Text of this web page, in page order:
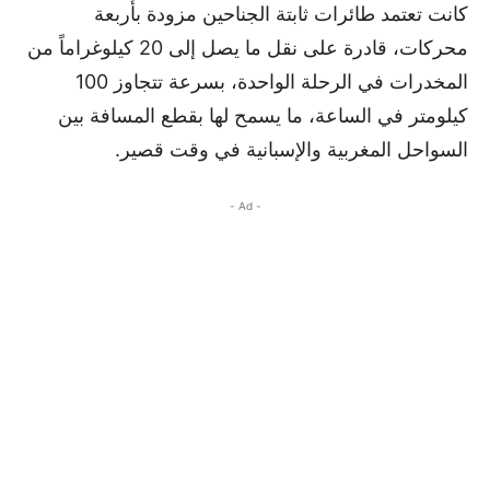
كانت تعتمد طائرات ثابتة الجناحين مزودة بأربعة
محركات، قادرة على نقل ما يصل إلى 20 كيلوغراماً من
المخدرات في الرحلة الواحدة، بسرعة تتجاوز 100
كيلومتر في الساعة، ما يسمح لها بقطع المسافة بين
السواحل المغربية والإسبانية في وقت قصير.
- Ad -